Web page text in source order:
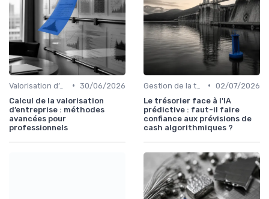
Valorisation d’entreprise • 30/06/2026
Calcul de la valorisation
d’entreprise : méthodes
avancées pour
professionnels
• 02/07/2026
Le trésorier face à l'IA
prédictive : faut-il faire
confiance aux prévisions de
cash algorithmiques ?